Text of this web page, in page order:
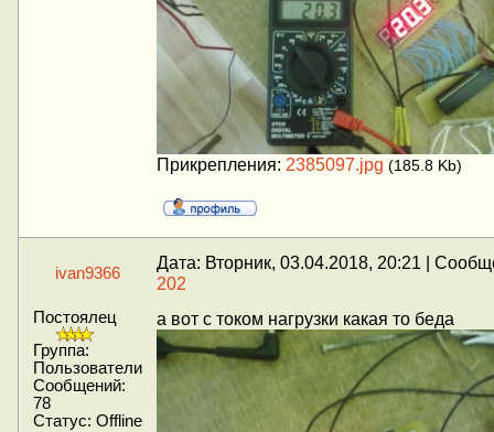
Прикрепления: 2385097.jpg (185.8 Kb)
ivan9366
Дата: Вторник, 03.04.2018, 20:21 |
202
Постоялец
Группа:
Пользователи
Сообщений:
78
Статус: Offline
а вот с током нагрузки какая то беда